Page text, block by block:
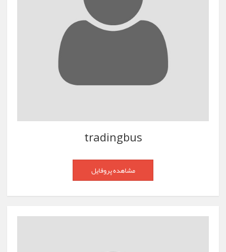
tradingbus
مشاهده پروفایل